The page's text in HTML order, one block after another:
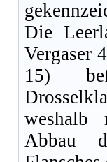
Die
Vergaser
15)
weshalb
Abbau